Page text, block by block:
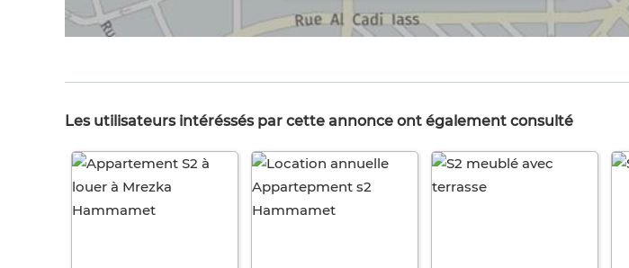
Les utilisateurs intéréssés par cette annonce ont également consulté